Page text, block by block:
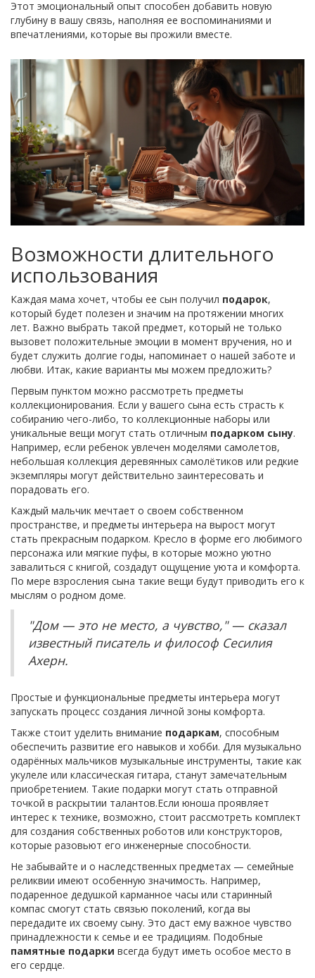
Этот эмоциональный опыт способен добавить новую
глубину в вашу связь, наполняя ее воспоминаниями и
впечатлениями, которые вы прожили вместе.
Возможности длительного
использования
Каждая мама хочет, чтобы ее сын получил подарок,
который будет полезен и значим на протяжении многих
лет. Важно выбрать такой предмет, который не только
вызовет положительные эмоции в момент вручения, но и
будет служить долгие годы, напоминает о нашей заботе и
любви. Итак, какие варианты мы можем предложить?
Первым пунктом можно рассмотреть предметы
коллекционирования. Если у вашего сына есть страсть к
собиранию чего-либо, то коллекционные наборы или
уникальные вещи могут стать отличным подарком сыну.
Например, если ребенок увлечен моделями самолетов,
небольшая коллекция деревянных самолётиков или редкие
экземпляры могут действительно заинтересовать и
порадовать его.
Каждый мальчик мечтает о своем собственном
пространстве, и предметы интерьера на вырост могут
стать прекрасным подарком. Кресло в форме его любимого
персонажа или мягкие пуфы, в которые можно уютно
завалиться с книгой, создадут ощущение уюта и комфорта.
По мере взросления сына такие вещи будут приводить его к
мыслям о родном доме.
"Дом — это не место, а чувство," — сказал
известный писатель и философ Сесилия
Ахерн.
Простые и функциональные предметы интерьера могут
запускать процесс создания личной зоны комфорта.
Также стоит уделить внимание подаркам, способным
обеспечить развитие его навыков и хобби. Для музыкально
одарённых мальчиков музыкальные инструменты, такие как
укулеле или классическая гитара, станут замечательным
приобретением. Такие подарки могут стать отправной
точкой в раскрытии талантов.Если юноша проявляет
интерес к технике, возможно, стоит рассмотреть комплект
для создания собственных роботов или конструкторов,
которые разовьют его инженерные способности.
Не забывайте и о наследственных предметах — семейные
реликвии имеют особенную значимость. Например,
подаренное дедушкой карманное часы или старинный
компас смогут стать связью поколений, когда вы
передадите их своему сыну. Это даст ему важное чувство
принадлежности к семье и ее традициям. Подобные
памятные подарки всегда будут иметь особое место в
его сердце.